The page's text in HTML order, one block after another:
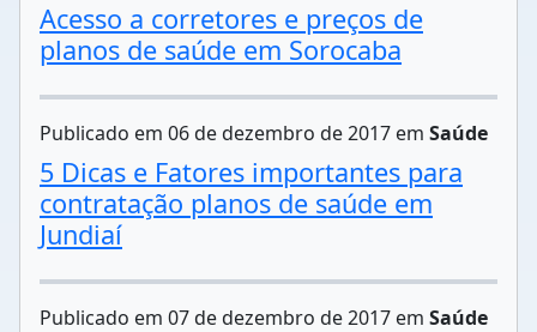
Acesso a corretores e preços de
planos de saúde em Sorocaba
Publicado em 06 de dezembro de 2017 em Saúde
5 Dicas e Fatores importantes para
contratação planos de saúde em
Jundiaí
Publicado em 07 de dezembro de 2017 em Saúde